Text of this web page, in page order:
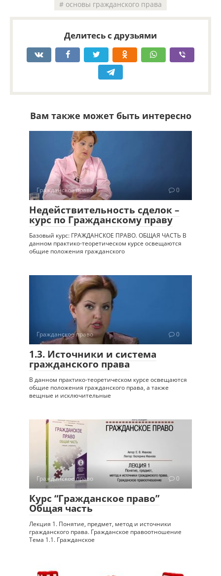
основы гражданского права
Делитесь с друзьями
Вам также может быть интересно
Гражданское право 0
Недействительность сделок –
курс по Гражданскому праву
Базовый курс: ГРАЖДАНСКОЕ ПРАВО. ОБЩАЯ ЧАСТЬ В
данном практико-теоретическом курсе освещаются
общие положения гражданского
Гражданское право 0
1.3. Источники и система
гражданского права
В данном практико-теоретическом курсе освещаются
общие положения гражданского права, а также
вещные и исключительные
Гражданское право 0
Курс “Гражданское право”
Общая часть
Лекция 1. Понятие, предмет, метод и источники
гражданского права. Гражданское правоотношение
Тема 1.1. Гражданское